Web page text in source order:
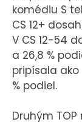
komédiu S
CS 12+
V CS 12-54
a 26,8 %
pripísala ako
% podiel.
Druhým